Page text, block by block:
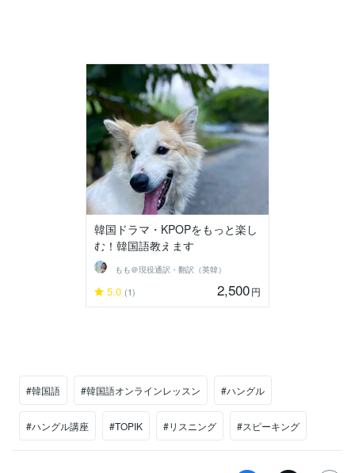
韓国ドラマ・KPOPをもっと楽し
む！韓国語教えます
もも＠現役通訳・翻訳（英韓）
5.0 (1) 2,500円
#韓国語 #韓国語オンラインレッスン #ハングル
#ハングル講座 #TOPIK #リスニング #スピーキング